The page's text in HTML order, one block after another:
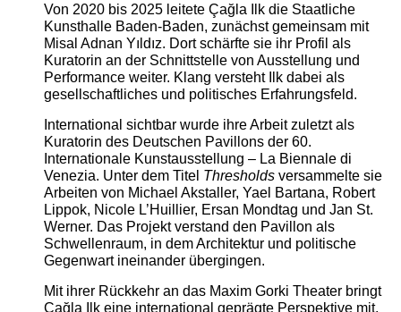
Von 2020 bis 2025 leitete Çağla Ilk die Staatliche
Kunsthalle Baden-Baden, zunächst gemeinsam mit
Misal Adnan Yıldız. Dort schärfte sie ihr Profil als
Kuratorin an der Schnittstelle von Ausstellung und
Performance weiter. Klang versteht Ilk dabei als
gesellschaftliches und politisches Erfahrungsfeld.
International sichtbar wurde ihre Arbeit zuletzt als
Kuratorin des Deutschen Pavillons der 60.
Internationale Kunstausstellung – La Biennale di
Venezia. Unter dem Titel Thresholdsversammelte sie
Arbeiten von Michael Akstaller, Yael Bartana, Robert
Lippok, Nicole L’Huillier, Ersan Mondtag und Jan St.
Werner. Das Projekt verstand den Pavillon als
Schwellenraum, in dem Architektur und politische
Gegenwart ineinander übergingen.
Mit ihrer Rückkehr an das Maxim Gorki Theater bringt
Çağla Ilk eine international geprägte Perspektive mit,